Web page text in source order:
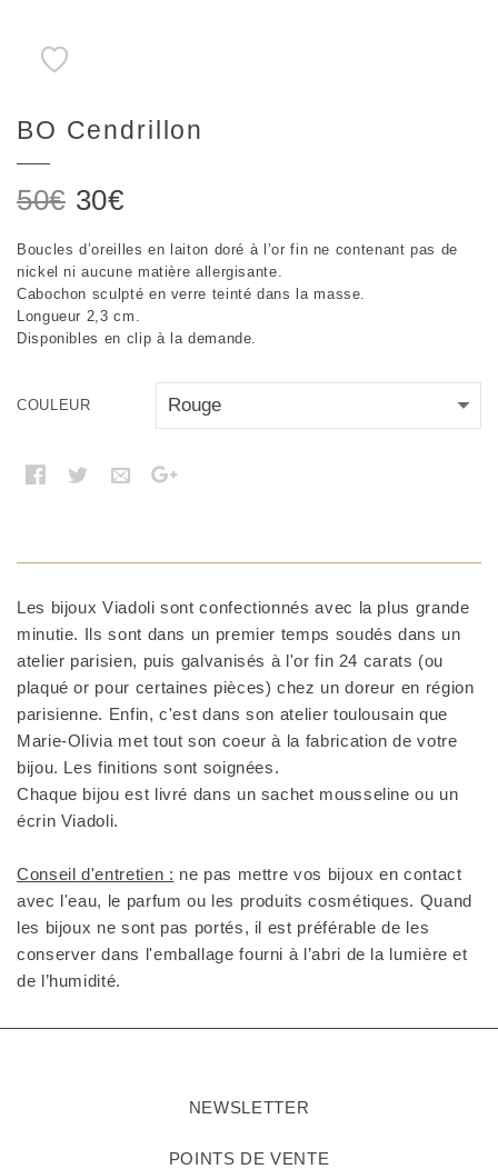
BO Cendrillon
50€ Le
initial
était :
50€.
30€Le
actuel
est :
30€.
Boucles d’oreilles en laiton doré à l’or fin ne contenant pas de
nickel ni aucune matière allergisante.
Cabochon sculpté en verre teinté dans la masse.
Longueur 2,3 cm.
Disponibles en clip à la demande.
COULEUR
Les bijoux Viadoli sont confectionnés avec la plus grande
minutie. Ils sont dans un premier temps soudés dans un
atelier parisien, puis galvanisés à l'or fin 24 carats (ou
plaqué or pour certaines pièces) chez un doreur en région
parisienne. Enfin, c'est dans son atelier toulousain que
Marie-Olivia met tout son coeur à la fabrication de votre
bijou. Les finitions sont soignées.
Chaque bijou est livré dans un sachet mousseline ou un
écrin Viadoli.
Conseil d'entretien : ne pas mettre vos bijoux en contact
avec l'eau, le parfum ou les produits cosmétiques. Quand
les bijoux ne sont pas portés, il est préférable de les
conserver dans l'emballage fourni à l’abri de la lumière et
de l’humidité.
NEWSLETTER
POINTS DE VENTE